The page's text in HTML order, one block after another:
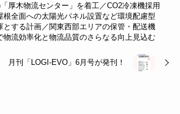
厚木物流センター」を着工／CO2冷凍機採用
根全面への太陽光パネル設置など環境配慮型
とする計画／関東西部エリアの保管・配送機
物流効率化と物流品質のさらなる向上見込む
月刊「LOGI-EVO」6月号が発刊！